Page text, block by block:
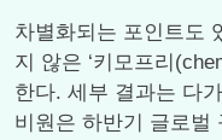
차별화되는 포인트도
지 않은 ‘키모프리
한다. 세부 결과는 다
비원은 하반기 글로벌